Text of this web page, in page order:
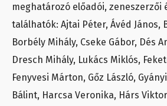
meghatározó előadói, zeneszerzői
találhatók: Ajtai Péter, Ávéd János,
Borbély Mihály, Cseke Gábor, Dés
Dresch Mihály, Lukács Miklós,
Fenyvesi Márton, Gőz László,
Bálint, Harcsa Veronika, Hárs